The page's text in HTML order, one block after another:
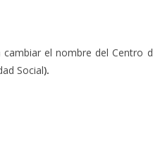
el nombre del Centro
Social).